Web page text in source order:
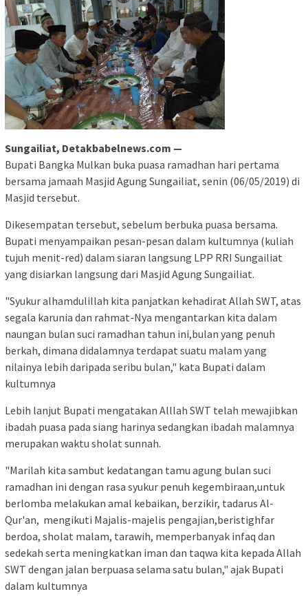
Sungailiat, Detakbabelnews.com —
Bupati Bangka Mulkan buka puasa ramadhan hari pertama
bersama jamaah Masjid Agung Sungailiat, senin (06/05/2019) di
Masjid tersebut.
Dikesempatan tersebut, sebelum berbuka puasa bersama.
Bupati menyampaikan pesan-pesan dalam kultumnya (kuliah
tujuh menit-red) dalam siaran langsung LPP RRI Sungailiat
yang disiarkan langsung dari Masjid Agung Sungailiat.
"Syukur alhamdulillah kita panjatkan kehadirat Allah SWT, atas
segala karunia dan rahmat-Nya mengantarkan kita dalam
naungan bulan suci ramadhan tahun ini,bulan yang penuh
berkah, dimana didalamnya terdapat suatu malam yang
nilainya lebih daripada seribu bulan," kata Bupati dalam
kultumnya
Lebih lanjut Bupati mengatakan Alllah SWT telah mewajibkan
ibadah puasa pada siang harinya sedangkan ibadah malamnya
merupakan waktu sholat sunnah.
"Marilah kita sambut kedatangan tamu agung bulan suci
ramadhan ini dengan rasa syukur penuh kegembiraan,untuk
berlomba melakukan amal kebaikan, berzikir, tadarus Al-
Qur'an, mengikuti Majalis-majelis pengajian,beristighfar
berdoa, sholat malam, tarawih, memperbanyak infaq dan
sedekah serta meningkatkan iman dan taqwa kita kepada Allah
SWT dengan jalan berpuasa selama satu bulan," ajak Bupati
dalam kultumnya